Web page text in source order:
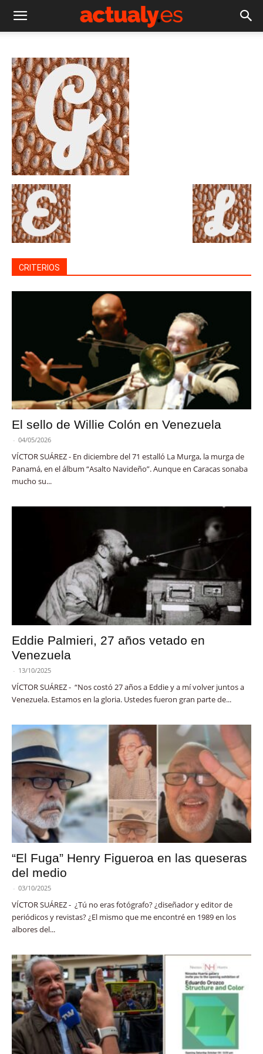
CRITERIOS
El sello de Willie Colón en Venezuela
- 04/05/2026
VÍCTOR SUÁREZ - En diciembre del 71 estalló La Murga, la murga de
Panamá, en el álbum “Asalto Navideño”. Aunque en Caracas sonaba
mucho su...
Eddie Palmieri, 27 años vetado en
Venezuela
- 13/10/2025
VÍCTOR SUÁREZ - “Nos costó 27 años a Eddie y a mí volver juntos a
Venezuela. Estamos en la gloria. Ustedes fueron gran parte de...
“El Fuga” Henry Figueroa en las queseras
del medio
- 03/10/2025
VÍCTOR SUÁREZ - ¿Tú no eras fotógrafo? ¿diseñador y editor de
periódicos y revistas? ¿El mismo que me encontré en 1989 en los
albores del...